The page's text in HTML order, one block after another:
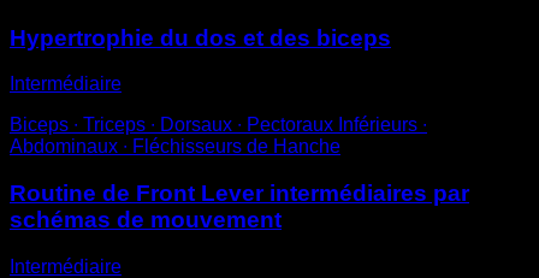
Hypertrophie du dos et des biceps
Intermédiaire
Biceps ∙ Triceps ∙ Dorsaux ∙ Pectoraux Inférieurs ∙
Abdominaux ∙ Fléchisseurs de Hanche
Routine de Front Lever intermédiaires par
schémas de mouvement
Intermédiaire